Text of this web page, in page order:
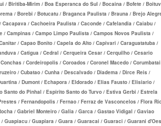
DE SAÚDE
DE SAÚDE
INDIVIDUAL
UNIMED GUARULHOS PLANO DE SAÚDE
FAMILIAR
CLASSES PLANO DE SAÚDE FAMILIAR
SUL - PLANO DE SAÚDE
DE SAÚDE
DE SAÚDE
- PLANO DE SAÚDE
DE SAÚDE
DE SAÚDE
DE SAÚDE
/ Biritiba-Mirim / Boa Esperanca do Sul / Bocaina / Bofete /
/ Borebi / Botucatu / Braganca Paulista / Brauna / Brejo
/ Cachoeira Paulista / Caconde / Cafelandia / Caiabu /
Campinas / Campo Limpo Paulista / Campos Novos Paulista /
/ Capao Bonito / Capela do Alto / Capivari / Caraguatatuba /
/ Catigua / Cedral / Cerqueira Cesar / Cerquilho / Cesario
/ Cordeiropolis / Coroados / Coronel Macedo /
/ Cubatao / Cunha / Descalvado / Diadema / Dirce Reis /
/ Dumont / Echapora / Eldorado / Elias Fausto / Elisiario /
do Pinhal / Espirito Santo do Turvo / Estiva Gerbi / Estrela
/ Fernandopolis / Fernao / Ferraz de Vasconcelos / Flora
/ Gabriel Monteiro / Galia / Garca / Gastao Vidigal / Gaviao
/ Guapiara / Guara / Guaracai / Guaraci / Guarani